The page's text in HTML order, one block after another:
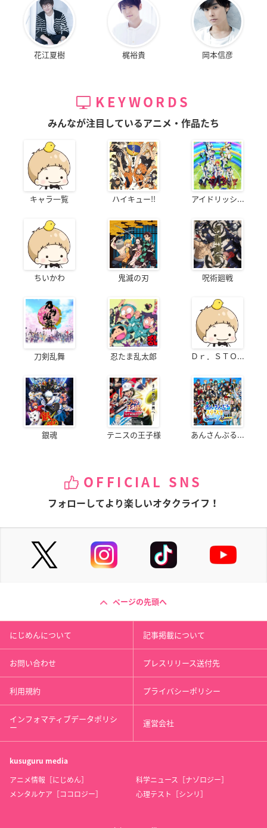
花江夏樹 梶裕貴 岡本信彦
KEYWORDS
みんなが注目しているアニメ・作品たち
キャラ一覧 ハイキュー!! アイドリッシ...
ちいかわ 鬼滅の刃 呪術廻戦
刀剣乱舞 忍たま乱太郎 Ｄｒ．ＳＴＯ...
銀魂 テニスの王子様 あんさんぶる...
OFFICIAL SNS
フォローしてより楽しいオタクライフ！
ページの先頭へ
にじめんについて 記事掲載について
お問い合わせ プレスリリース送付先
利用規約 プライバシーポリシー
インフォマティブデータポリシ
ー 運営会社
kusuguru media
アニメ情報［にじめん］
科学ニュース［ナゾロジー］
メンタルケア［ココロジー］
心理テスト［シンリ］